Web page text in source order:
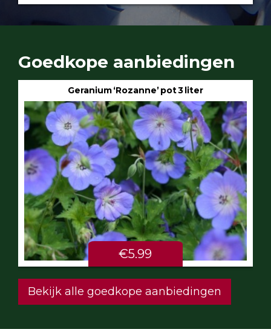
Goedkope aanbiedingen
Geranium ‘Rozanne’ pot 3 liter
€5.99
Bekijk alle goedkope aanbiedingen